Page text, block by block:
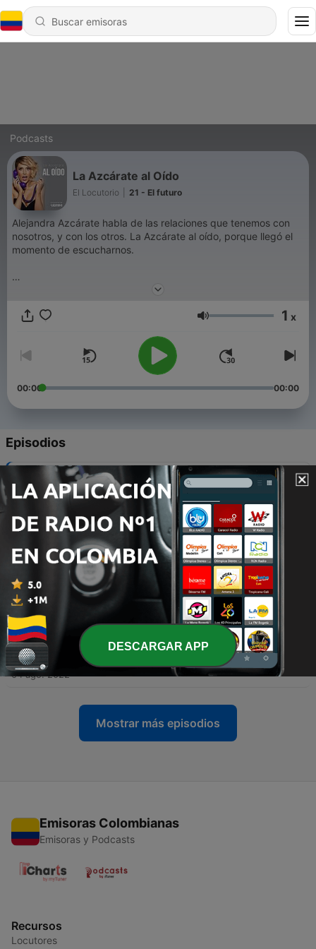
Podcasts
La Azcárate al Oído
El Locutorio 21 - El futuro
Alejandra Azcárate habla de las relaciones que tenemos con
nosotros, y con los otros. La Azcárate al oído, porque llegó el
momento de escucharnos.
Volumen 1 x
00:00 00:00
Episodios
El futuro
20 sep. 2023
20 - La cita
19 - El desamor
16 feb. 2023
Las ilusiones
25 nov. 2022
17 - El aplauso
04 ago. 2022
Mostrar más episodios
Emisoras Colombianas
Emisoras y Podcasts
Recursos
Locutores
DESCARGAR APP